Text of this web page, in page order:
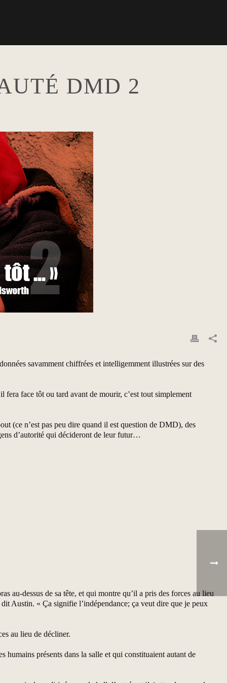
DMD 2
savamment chiffrées et intelligemment illustrées sur des
fera face tôt ou tard avant de mourir, c’est tout simplement
(ce n’est pas peu dire quand il est question de DMD), des
d’autorité qui décideront de leur futur…
au-dessus de sa tête, et qui montre qu’il a pris des forces au lieu
Austin. « Ça signifie l’indépendance; ça veut dire que je peux
au lieu de décliner.
humains présents dans la salle et qui constituaient autant de